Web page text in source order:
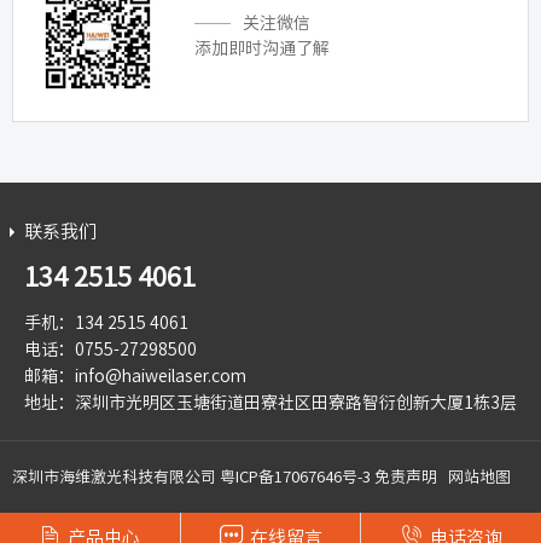
关注微信
添加即时沟通了解
联系我们
134 2515 4061
手机：134 2515 4061
电话：0755-27298500
邮箱：info@haiweilaser.com
地址：深圳市光明区玉塘街道田寮社区田寮路智衍创新大厦1栋3层
深圳市海维激光科技有限公司 粤ICP备17067646号-3 免责声明 网站地图
 产品中心  在线留言  电话咨询